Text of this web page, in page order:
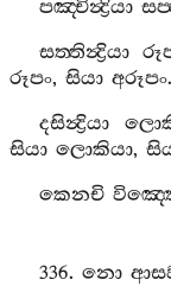
පඤ‍්චින්‍ද්‍රියා
සත‍්තින්‍ද්‍රියා
රූපං, සියා අරූපං.
දසින්‍ද්‍රියා
සියා ලොකියා,
කෙනචි
336. නො